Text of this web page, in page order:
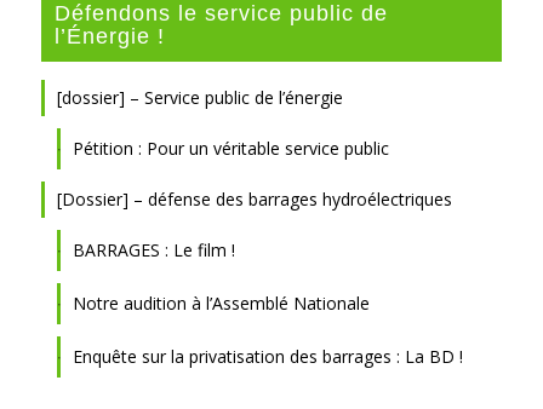
Défendons le service public de
l’Énergie !
[dossier] – Service public de l’énergie
Pétition : Pour un véritable service public
[Dossier] – défense des barrages hydroélectriques
BARRAGES : Le film !
Notre audition à l’Assemblé Nationale
Enquête sur la privatisation des barrages : La BD !